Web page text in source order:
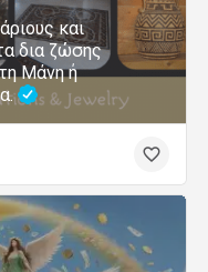
και
δια ζώσης
Μάνη ή